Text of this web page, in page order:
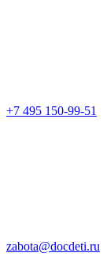
+7 495 150-99-51
zabota@docdeti.ru